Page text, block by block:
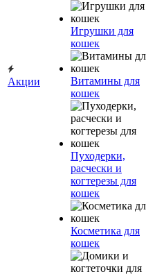
Акции
Игрушки для
кошек
Витамины для
кошек
Пуходерки,
расчески и
когтерезы для
кошек
Косметика для
кошек